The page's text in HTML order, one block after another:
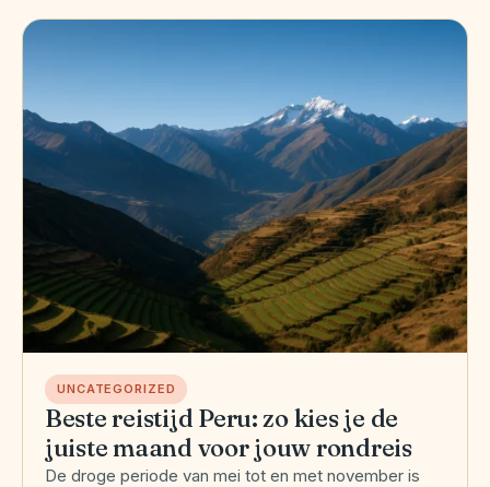
UNCATEGORIZED
Beste reistijd Peru: zo kies je de
juiste maand voor jouw rondreis
De droge periode van mei tot en met november is